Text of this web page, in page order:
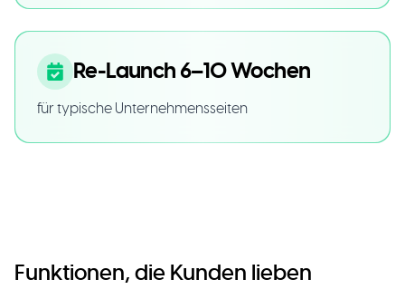
Re-Launch 6–10 Wochen
für typische Unternehmensseiten
Funktionen, die Kunden lieben